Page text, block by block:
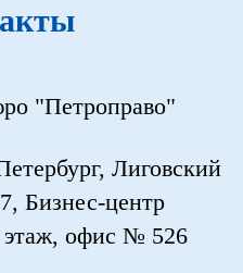
"Петроправо"
Лиговский
Бизнес-центр
этаж, офис № 526